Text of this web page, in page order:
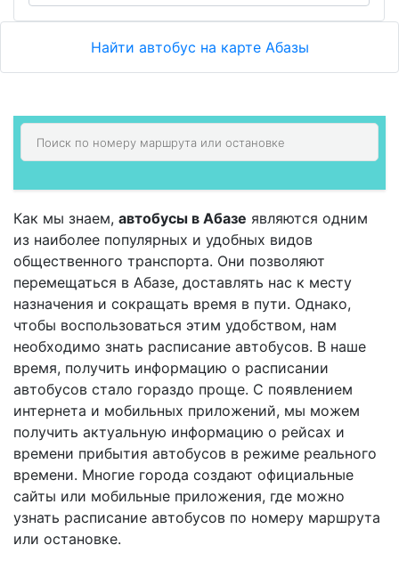
Найти автобус на карте Абазы
Как мы знаем, автобусы в Абазе являются одним
из наиболее популярных и удобных видов
общественного транспорта. Они позволяют
перемещаться в Абазе, доставлять нас к месту
назначения и сокращать время в пути. Однако,
чтобы воспользоваться этим удобством, нам
необходимо знать расписание автобусов. В наше
время, получить информацию о расписании
автобусов стало гораздо проще. С появлением
интернета и мобильных приложений, мы можем
получить актуальную информацию о рейсах и
времени прибытия автобусов в режиме реального
времени. Многие города создают официальные
сайты или мобильные приложения, где можно
узнать расписание автобусов по номеру маршрута
или остановке.